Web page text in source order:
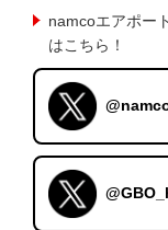
namcoエアポー
はこちら！